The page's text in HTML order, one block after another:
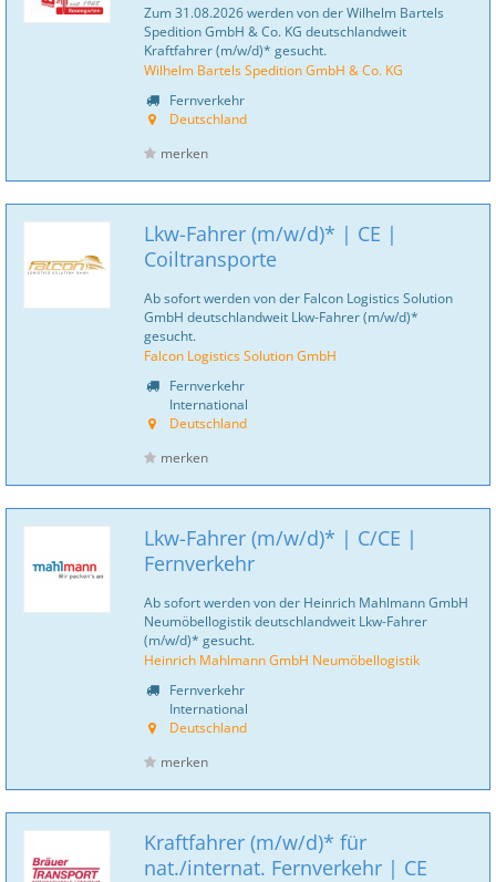
Zum 31.08.2026 werden von der Wilhelm Bartels
Spedition GmbH & Co. KG deutschlandweit
Kraftfahrer (m/w/d)* gesucht.
Wilhelm Bartels Spedition GmbH & Co. KG
Fernverkehr
Deutschland
merken
Lkw-Fahrer (m/w/d)* | CE |
Coiltransporte
Ab sofort werden von der Falcon Logistics Solution
GmbH deutschlandweit Lkw-Fahrer (m/w/d)*
gesucht.
Falcon Logistics Solution GmbH
Fernverkehr
International
Deutschland
merken
Lkw-Fahrer (m/w/d)* | C/CE |
Fernverkehr
Ab sofort werden von der Heinrich Mahlmann GmbH
Neumöbellogistik deutschlandweit Lkw-Fahrer
(m/w/d)* gesucht.
Heinrich Mahlmann GmbH Neumöbellogistik
Fernverkehr
International
Deutschland
merken
Kraftfahrer (m/w/d)* für
nat./internat. Fernverkehr | CE